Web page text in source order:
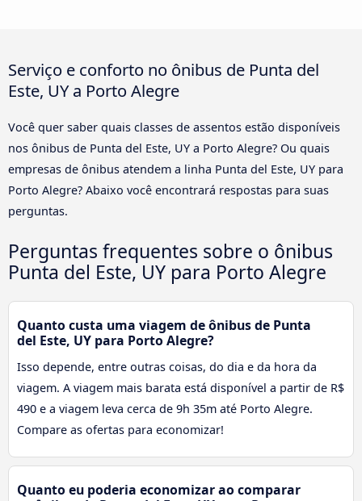
Serviço e conforto no ônibus de Punta del
Este, UY a Porto Alegre
Você quer saber quais classes de assentos estão disponíveis
nos ônibus de Punta del Este, UY a Porto Alegre? Ou quais
empresas de ônibus atendem a linha Punta del Este, UY para
Porto Alegre? Abaixo você encontrará respostas para suas
perguntas.
Perguntas frequentes sobre o ônibus
Punta del Este, UY para Porto Alegre
Quanto custa uma viagem de ônibus de Punta
del Este, UY para Porto Alegre?
Isso depende, entre outras coisas, do dia e da hora da
viagem. A viagem mais barata está disponível a partir de R$
490 e a viagem leva cerca de 9h 35m até Porto Alegre.
Compare as ofertas para economizar!
Quanto eu poderia economizar ao comparar